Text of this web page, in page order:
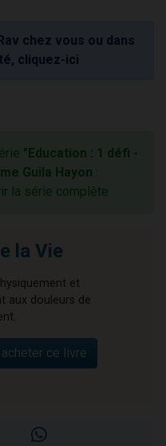
chez vous ou dans
cliquez-ici
"Education : 1 défi -
Guila Hayon :
la série complète
la Vie
et
aux douleurs de
acheter ce livre